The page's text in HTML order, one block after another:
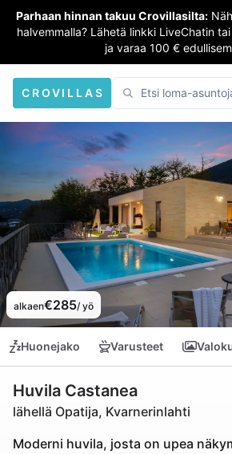
Parhaan hinnan takuu Crovillasilta:
halvemmalla? Lähetä linkki LiveChatin
ja varaa 100 €
CROVILLAS
alkaen€285/ yö
Huonejako Varusteet
Huvila Castanea
lähellä Opatija, Kvarnerinlahti
Moderni huvila, josta on upea